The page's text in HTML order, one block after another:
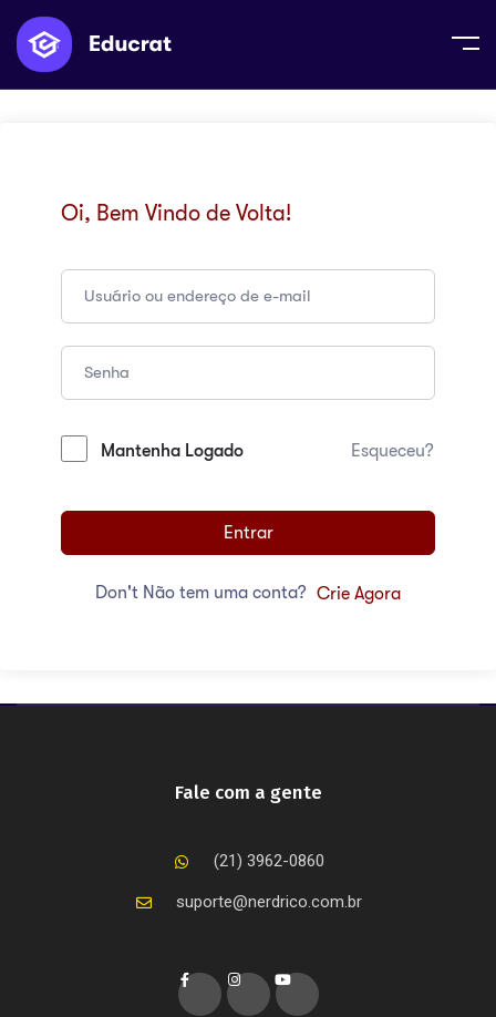
Oi, Bem Vindo de Volta!
Mantenha Logado Esqueceu?
Entrar
Don't Não tem uma conta? Crie Agora
Fale com a gente
(21) 3962-0860
suporte@nerdrico.com.br